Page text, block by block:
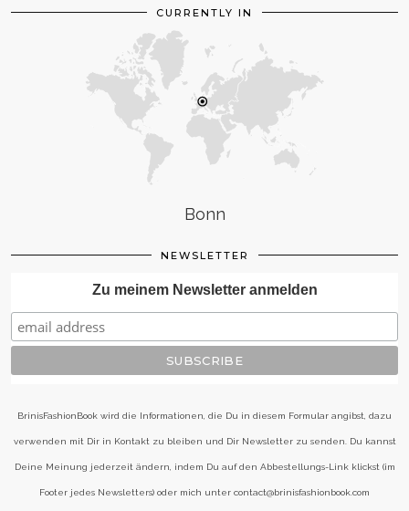
CURRENTLY IN
Bonn
NEWSLETTER
Zu meinem Newsletter anmelden
BrinisFashionBook wird die Informationen, die Du in diesem Formular angibst, dazu
verwenden mit Dir in Kontakt zu bleiben und Dir Newsletter zu senden. Du kannst
Deine Meinung jederzeit ändern, indem Du auf den Abbestellungs-Link klickst (im
Footer jedes Newsletters) oder mich unter contact@brinisfashionbook.com